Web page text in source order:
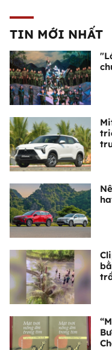
TIN MỚI NHẤT